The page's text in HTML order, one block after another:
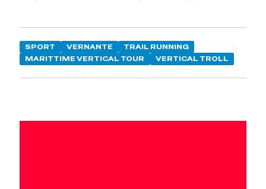
SPORT VERNANTE
TRAIL RUNNING
MARITTIME VERTICAL TOUR
VERTICAL TROLL